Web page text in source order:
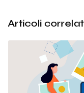
Articoli